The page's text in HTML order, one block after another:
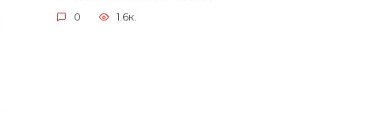
0 1.6к.